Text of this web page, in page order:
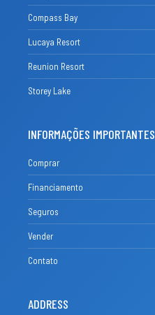
Compass Bay
Lucaya Resort
Reunion Resort
Storey Lake
INFORMAÇÕES IMPORTANTES
Comprar
Financiamento
Seguros
Vender
Contato
ADDRESS